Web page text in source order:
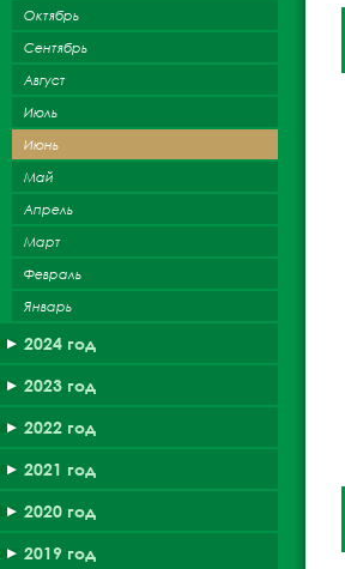
Октябрь
Сентябрь
Август
Июль
Июнь
Май
Апрель
Март
Февраль
Январь
2024 год
2023 год
2022 год
2021 год
2020 год
2019 год